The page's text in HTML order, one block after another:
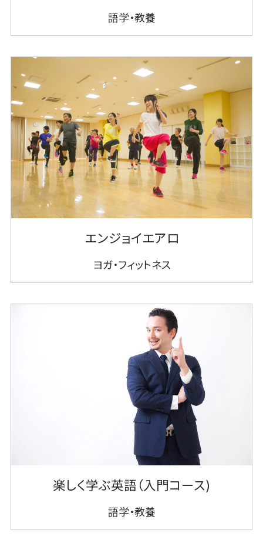
語学・教養
エンジョイエアロ
ヨガ・フィットネス
楽しく学ぶ英語（入門コース)
語学・教養